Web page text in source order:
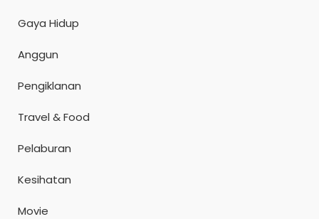
Gaya Hidup
Anggun
Pengiklanan
Travel & Food
Pelaburan
Kesihatan
Movie